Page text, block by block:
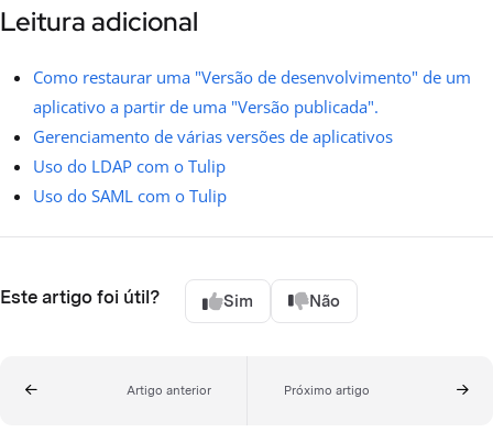
Leitura adicional
Como restaurar uma "Versão de desenvolvimento" de um
aplicativo a partir de uma "Versão publicada".
Gerenciamento de várias versões de aplicativos
Uso do LDAP com o Tulip
Uso do SAML com o Tulip
Este artigo foi útil? Sim Não
Artigo anterior Próximo artigo